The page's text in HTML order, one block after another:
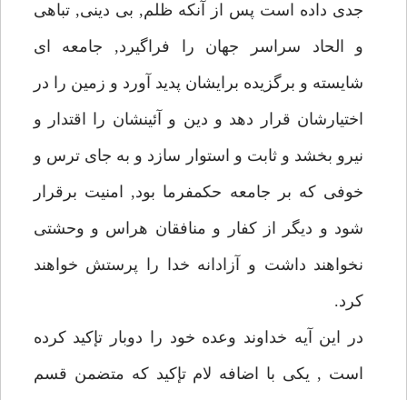
جدى داده است پس از آنكه ظلم, بى دينى, تباهى
و الحاد سراسر جهان را فراگيرد, جامعه اى
شايسته و برگزيده برايشان پديد آورد و زمين را در
اختيارشان قرار دهد و دين و آئينشان را اقتدار و
نيرو بخشد و ثابت و استوار سازد و به جاى ترس و
خوفى كه بر جامعه حكمفرما بود, امنيت برقرار
شود و ديگر از كفار و منافقان هراس و وحشتى
نخواهند داشت و آزادانه خدا را پرستش خواهند
كرد.
در اين آيه خداوند وعده خود را دوبار تإكيد كرده
است , يكى با اضافه لام تإكيد كه متضمن قسم